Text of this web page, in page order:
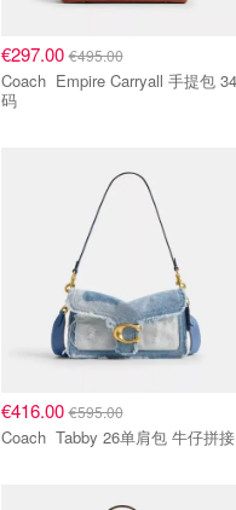
€297.00€495.00
Coach Empire Carryall 手提包 34
码
€416.00€595.00
Coach Tabby 26单肩包 牛仔拼接